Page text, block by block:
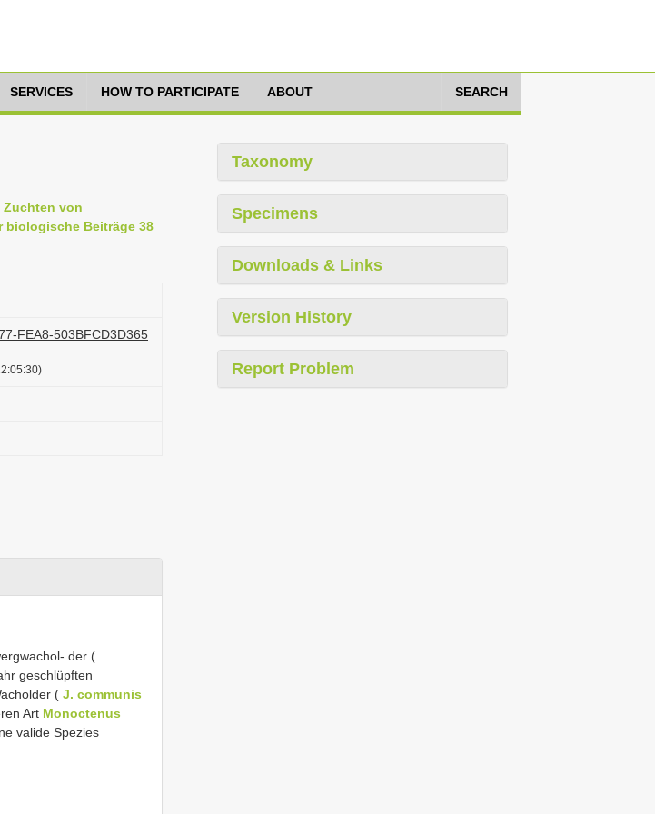
SERVICES HOW TO PARTICIPATE ABOUT SEARCH
Zuchten von
biologische Beiträge 38
FEA8-503BFCD3D365
der (
geschlüpften
( J. communis
Art Monoctenus
valide Spezies
Taxonomy
Specimens
Downloads & Links
Version History
Report Problem